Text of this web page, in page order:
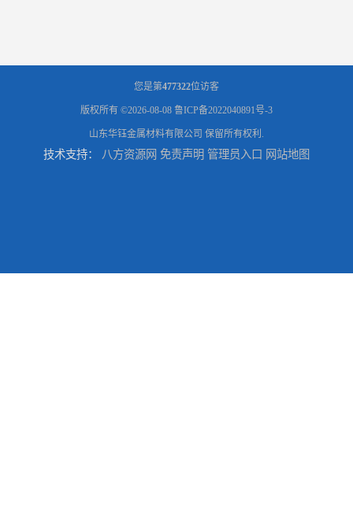
您是第477322位访客
版权所有 ©2026-08-08 鲁ICP备2022040891号-3
山东华钰金属材料有限公司 保留所有权利.
技术支持： 八方资源网 免责声明 管理员入口 网站地图